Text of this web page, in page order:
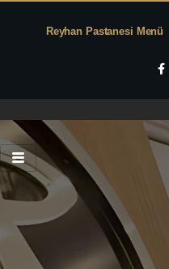
Reyhan Pastanesi Menü